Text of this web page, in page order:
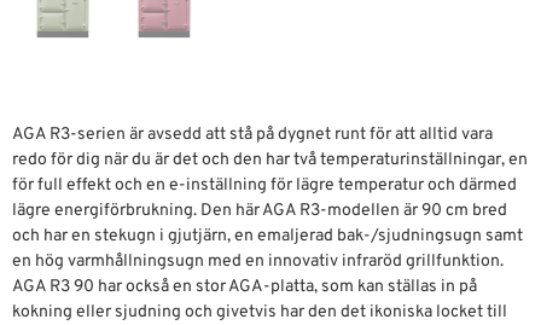
AGA R3-serien är avsedd att stå på dygnet runt för att alltid vara
redo för dig när du är det och den har två temperaturinställningar, en
för full effekt och en e-inställning för lägre temperatur och därmed
lägre energiförbrukning. Den här AGA R3-modellen är 90 cm bred
och har en stekugn i gjutjärn, en emaljerad bak-/sjudningsugn samt
en hög varmhållningsugn med en innovativ infraröd grillfunktion.
AGA R3 90 har också en stor AGA-platta, som kan ställas in på
kokning eller sjudning och givetvis har den det ikoniska locket till